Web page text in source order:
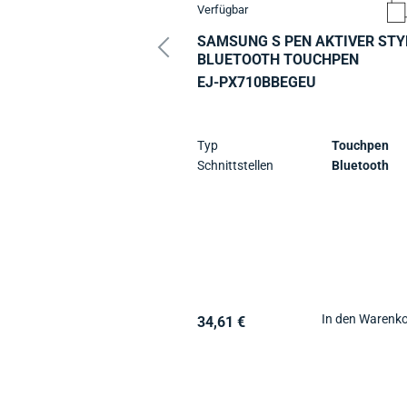
Verfügbar
SAMSUNG S PEN AKTIVER
BLUETOOTH TOUCHPEN
EJ-PX710BBEGEU
Typ
Schnittstellen
Touchpen
Bluetooth
34,61 € In den